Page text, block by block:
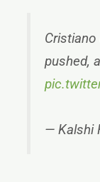
pushed,
— Kalshi